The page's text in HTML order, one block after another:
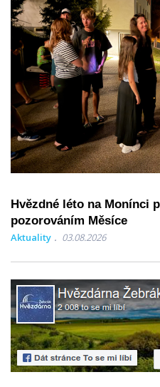
Hvězdné léto na Monínci
pozorováním Měsíce
Aktuality 03.08.2026